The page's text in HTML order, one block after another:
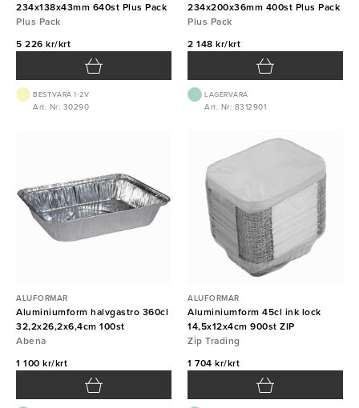
234x138x43mm 640st Plus Pack
Plus Pack
5 226 kr/krt
BEST.VARA 1-2V
Art. Nr: 30290
234x200x36mm 400st Plus Pack
Plus Pack
2 148 kr/krt
LAGERVARA
Art. Nr: 8312901
ALUFORMAR
Aluminiumform halvgastro 360cl
32,2x26,2x6,4cm 100st
Abena
1 100 kr/krt
ALUFORMAR
Aluminiumform 45cl ink lock
14,5x12x4cm 900st ZIP
Zip Trading
1 704 kr/krt